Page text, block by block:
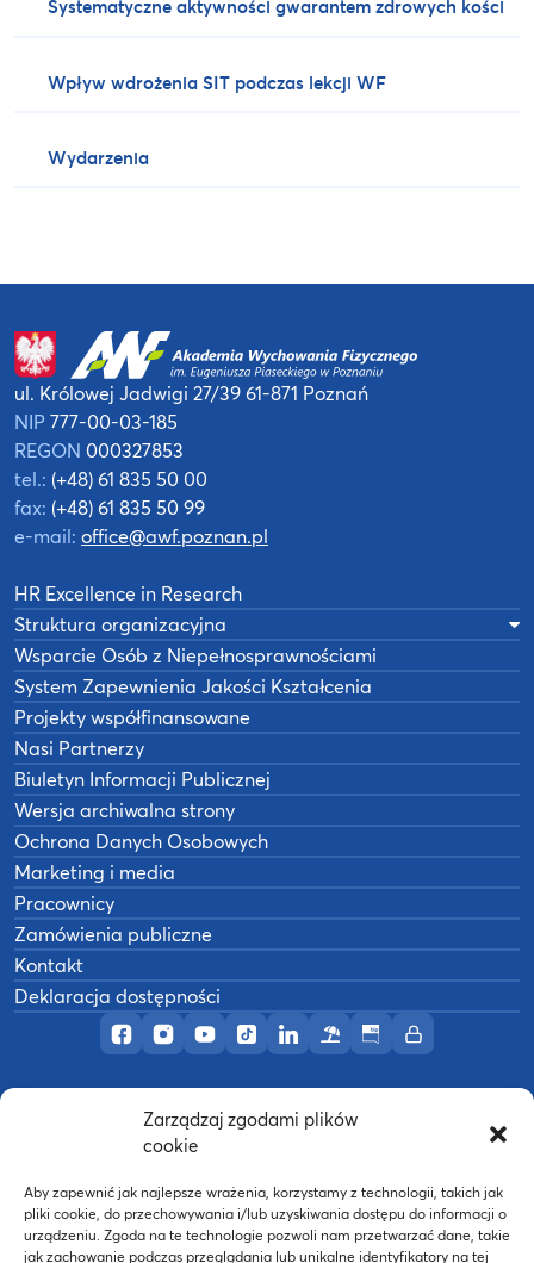
Zarządzaj zgodami plików
cookie
Aby zapewnić jak najlepsze wrażenia, korzystamy z technologii, takich jak
pliki cookie, do przechowywania i/lub uzyskiwania dostępu do informacji o
urządzeniu. Zgoda na te technologie pozwoli nam przetwarzać dane, takie
jak zachowanie podczas przeglądania lub unikalne identyfikatory na tej
Systematyczne aktywności gwarantem zdrowych kości
Wpływ wdrożenia SIT podczas lekcji WF
Wydarzenia
Profil AWF Poznań w serwisie Facebook
Profil AWF Poznań w serwisie Instagram
Profil AWF Poznań w serwisie YouTube
Profil AWF Poznań w serwisie
Profil AWF Poznań w
OśrodekBiuletynIntranet
ul. Królowej Jadwigi 27/3961-871 Poznań
NIP 777-00-03-185
REGON 000327853
tel.: (+48) 61 835 50 00
fax: (+48) 61 835 50 99
e-mail: office@awf.poznan.pl
HR Excellence in Research
Struktura organizacyjna
Wsparcie Osób z Niepełnosprawnościami
System Zapewnienia Jakości Kształcenia
Projekty współfinansowane
Nasi Partnerzy
Biuletyn Informacji Publicznej
Wersja archiwalna strony
Ochrona Danych Osobowych
Marketing i media
Pracownicy
Zamówienia publiczne
Kontakt
Deklaracja dostępności
Akademia Wychowania Fizycznego w
Wykonanie:nFinity.pl